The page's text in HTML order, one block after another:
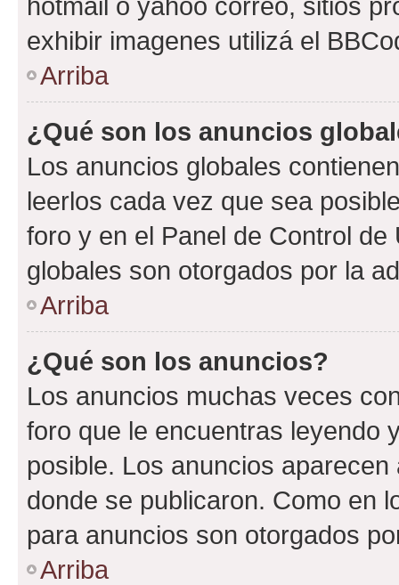
exhibir imagenes utilizá el
Arriba
¿Qué son los anuncios
Los anuncios globales
leerlos cada vez que sea
foro y en el Panel de Control
globales son otorgados por la
Arriba
¿Qué son los anuncios?
Los anuncios muchas veces
foro que le encuentras leyendo
posible. Los anuncios
donde se publicaron. Como en
para anuncios son otorgados
Arriba